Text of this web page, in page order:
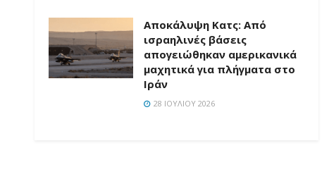
Αποκάλυψη Κατς: Από
ισραηλινές βάσεις
απογειώθηκαν αμερικανικά
μαχητικά για πλήγματα στο
Ιράν
28 ΙΟΥΛΊΟΥ 2026